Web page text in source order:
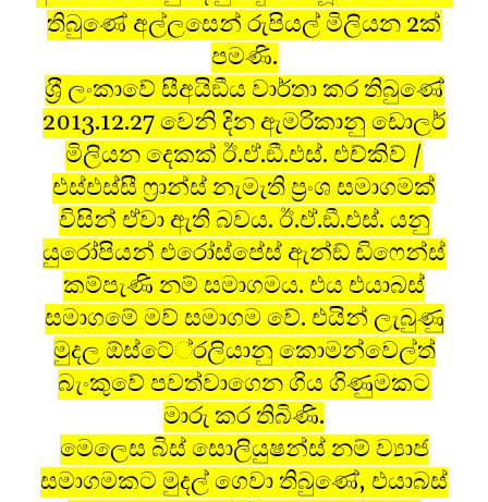
තිබුණේ අල්ලසෙන් රුපියල් මිලියන 2ක්
පමණි.
ශ‍්‍රී ලංකාවේ සීඅයිඞීය වාර්තා කර තිබුණේ
2013.12.27 වෙනි දින ඇමරිකානු ඩොලර්
මිලියන දෙකක් ඊ.ඒ.ඞී.එස්. එච්කිව් /
එස්එස්සී ෆ‍්‍රාන්ස් නැමැති ප‍්‍රංශ සමාගමක්
විසින් ඒවා ඇති බවය. ඊ.ඒ.ඞී.එස්. යනු
යුරෝපියන් එරෝස්පේස් ඇන්ඞ් ඩිෆෙන්ස්
කම්පැණි නම් සමාගමය. එය එයාබස්
සමාගමේ මව් සමාගම වේ. එයින් ලැබුණු
මුදල ඕස්ටේ‍්‍රලියානු කොමන්වෙල්ත්
බැංකුවේ පවත්වාගෙන ගිය ගිණුමකට
මාරු කර තිබිණි.
මෙලෙස බිස් සොලියුෂන්ස් නම් ව්‍යාජ
සමාගමකට මුදල් ගෙවා තිබුණේ, එයාබස්